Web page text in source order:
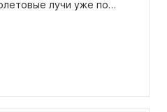
нашего магазина.
для игровых кресел
выбор и доступные
лучи уже по